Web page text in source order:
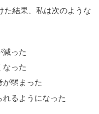
た結果、私は次のような
減った
なった
が弱まった
るようになった